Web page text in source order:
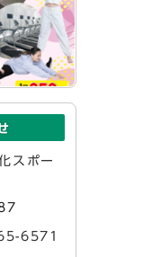
スポー
6571